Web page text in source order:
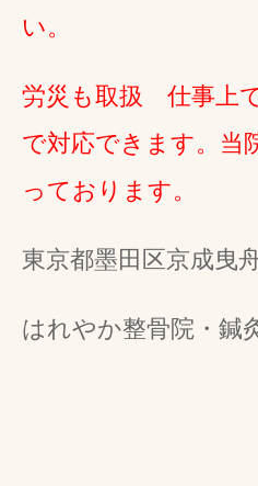
い。
労災も取扱 仕事上
で対応できます。当
っております。
東京都墨田区京成曳
はれやか整骨院・鍼